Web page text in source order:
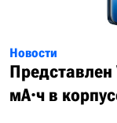
Новости
Представлен
мА·ч в